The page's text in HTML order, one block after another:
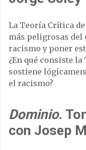
La Teoría Crítica de
más peligrosas del
racismo y poner
¿En qué consiste la
sostiene
el racismo?
Dominio.
con Josep